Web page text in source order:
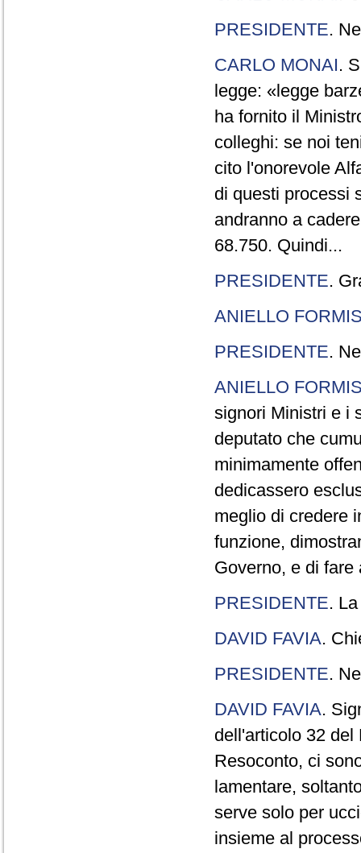
PRESIDENTE.
CARLO MONAI.
legge: «legge
ha fornito il
colleghi: se noi
cito l'onorevole
di questi processi
andranno a
68.750. Quindi...
PRESIDENTE.
ANIELLO
PRESIDENTE.
ANIELLO
signori Ministri e i
deputato che
minimamente
dedicassero
meglio di credere
funzione,
Governo, e di
PRESIDENTE.
DAVID FAVIA.
PRESIDENTE.
DAVID FAVIA.
dell'articolo 32 del
Resoconto, ci
lamentare,
serve solo per
insieme al